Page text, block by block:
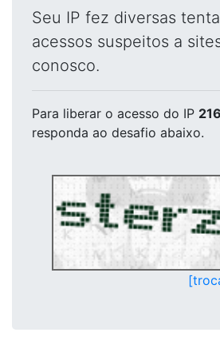
Seu IP fez diversas
acessos suspeitos a
conosco.
Para liberar o acesso do IP
responda ao desafio abaixo.